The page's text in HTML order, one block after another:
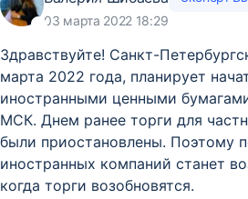
03 марта 2022 18:29
Здравствуйте! Санкт-
марта 2022 года, планирует
иностранными ценными
МСК. Днем ранее торги для
были приостановлены. Поэтому
иностранных компаний станет
когда торги возобновятся.